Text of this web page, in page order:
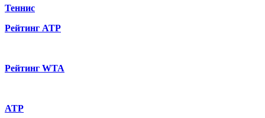
Теннис
Рейтинг ATP
Рейтинг WTA
ATP